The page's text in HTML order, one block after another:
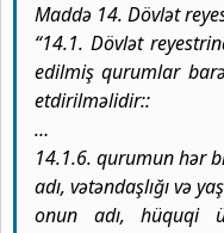
Maddə 14. Dövlət
“14.1. Dövlət
edilmiş qurumlar
etdirilməlidir::
…
14.1.6. qurumun hər
adı, vətəndaşlığı və
onun adı, hüquqi